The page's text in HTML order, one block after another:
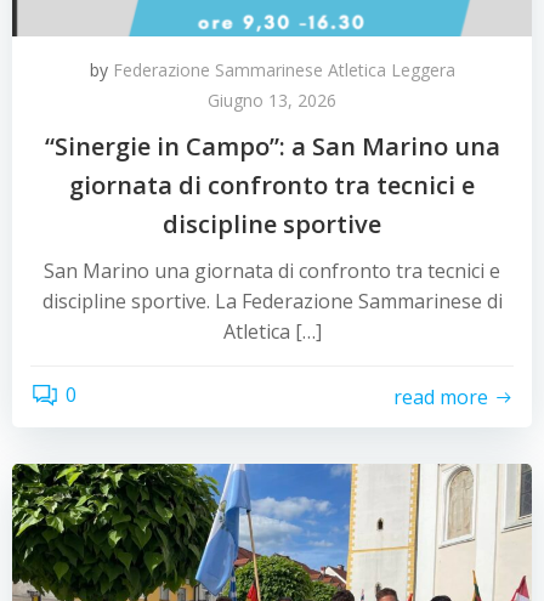
by Federazione Sammarinese Atletica Leggera
Giugno 13, 2026
“Sinergie in Campo”: a San Marino una
giornata di confronto tra tecnici e
discipline sportive
San Marino una giornata di confronto tra tecnici e
discipline sportive. La Federazione Sammarinese di
Atletica […]
0 read more